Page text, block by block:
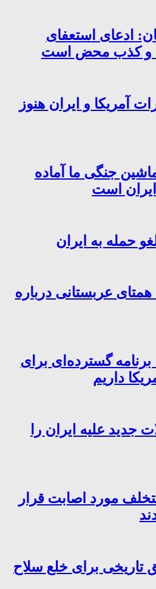
ادعای استعفای
و کذب محض است
آمریکا و ایران هنوز
جنگی ما آماده
است
حمله به ایران
عربستانی درباره
گسترده‌ای برای
داریم
جدید علیه ایران را
مورد اصابت قرار
تاریخی برای خلع سلاح